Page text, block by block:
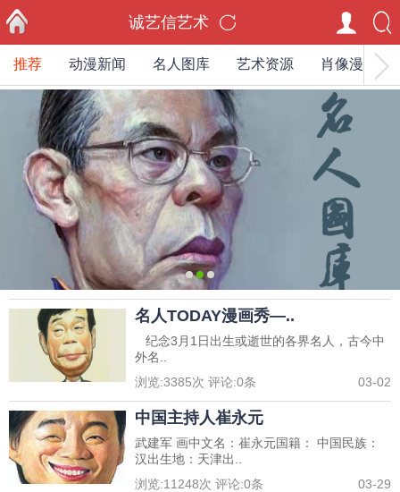
首页
诚艺信艺术
推荐 动漫新闻 名人图库 艺术资源 肖像漫画家
012
名人TODAY漫画秀—..
纪念3月1日出生或逝世的各界名人，古今中
外名..
浏览:3385次 评论:0条 03-02
中国主持人崔永元
武建军 画中文名：崔永元国籍： 中国民族：
汉出生地：天津出..
浏览:11248次 评论:0条 03-29